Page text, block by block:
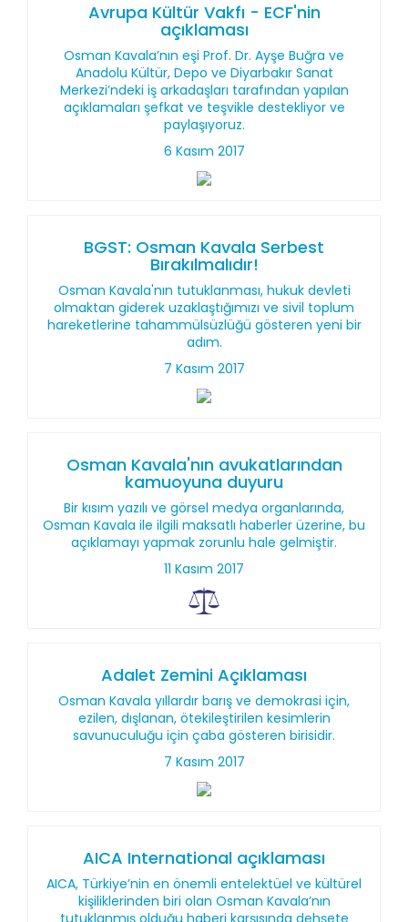
Avrupa Kültür Vakfı - ECF'nin
açıklaması
Osman Kavala’nın eşi Prof. Dr. Ayşe Buğra ve
Anadolu Kültür, Depo ve Diyarbakır Sanat
Merkezi’ndeki iş arkadaşları tarafından yapılan
açıklamaları şefkat ve teşvikle destekliyor ve
paylaşıyoruz.
6 Kasım 2017
BGST: Osman Kavala Serbest
Bırakılmalıdır!
Osman Kavala'nın tutuklanması, hukuk devleti
olmaktan giderek uzaklaştığımızı ve sivil toplum
hareketlerine tahammülsüzlüğü gösteren yeni bir
adım.
7 Kasım 2017
Osman Kavala'nın avukatlarından
kamuoyuna duyuru
Bir kısım yazılı ve görsel medya organlarında,
Osman Kavala ile ilgili maksatlı haberler üzerine, bu
açıklamayı yapmak zorunlu hale gelmiştir.
11 Kasım 2017
Adalet Zemini Açıklaması
Osman Kavala yıllardır barış ve demokrasi için,
ezilen, dışlanan, ötekileştirilen kesimlerin
savunuculuğu için çaba gösteren birisidir.
7 Kasım 2017
AICA International açıklaması
AICA, Türkiye’nin en önemli entelektüel ve kültürel
kişiliklerinden biri olan Osman Kavala’nın
tutuklanmış olduğu haberi karşısında dehşete